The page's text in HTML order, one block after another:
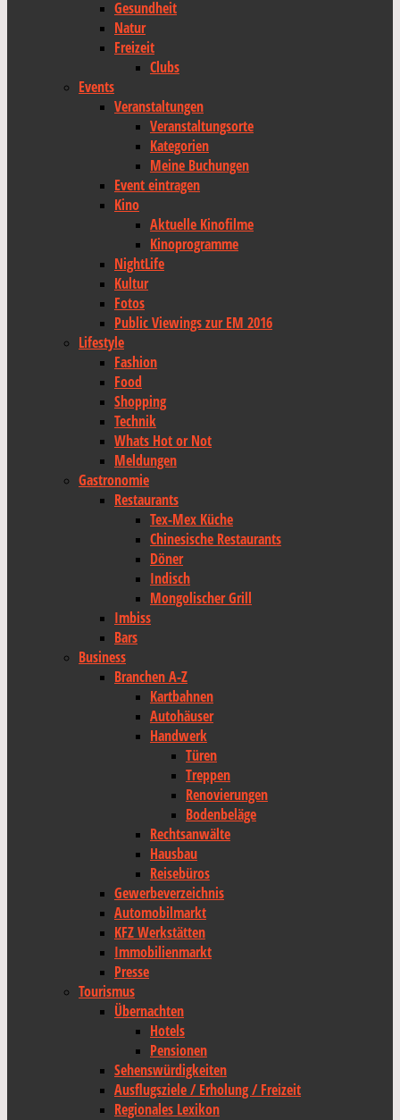
Gesundheit
Natur
Freizeit
Clubs
Events
Veranstaltungen
Veranstaltungsorte
Kategorien
Meine Buchungen
Event eintragen
Kino
Aktuelle Kinofilme
Kinoprogramme
NightLife
Kultur
Fotos
Public Viewings zur EM 2016
Lifestyle
Fashion
Food
Shopping
Technik
Whats Hot or Not
Meldungen
Gastronomie
Restaurants
Tex-Mex Küche
Chinesische Restaurants
Döner
Indisch
Mongolischer Grill
Imbiss
Bars
Business
Branchen A-Z
Kartbahnen
Autohäuser
Handwerk
Türen
Treppen
Renovierungen
Bodenbeläge
Rechtsanwälte
Hausbau
Reisebüros
Gewerbeverzeichnis
Automobilmarkt
KFZ Werkstätten
Immobilienmarkt
Presse
Tourismus
Übernachten
Hotels
Pensionen
Sehenswürdigkeiten
Ausflugsziele / Erholung / Freizeit
Regionales Lexikon